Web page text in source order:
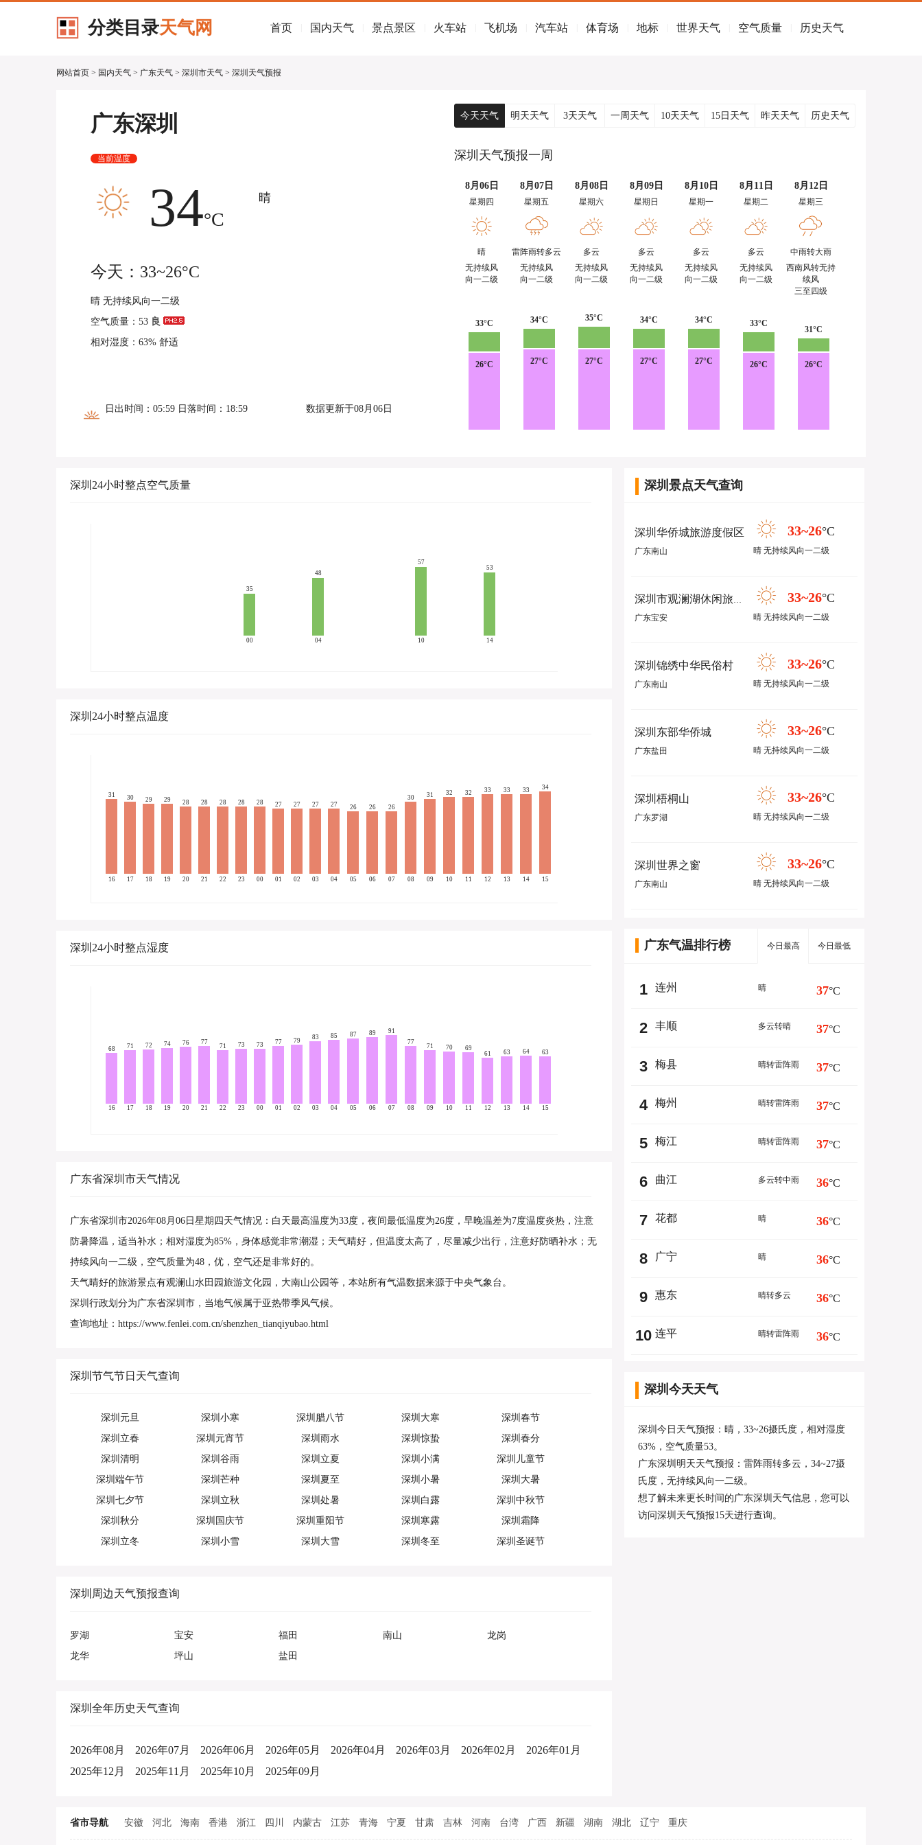
分类目录天气网 首页 国内天气 景点景区 火车站 飞机场 汽车站 体育场 地标 世界天气 空气质量 历史天气
网站首页 > 国内天气 > 广东天气 > 深圳市天气 > 深圳天气预报
广东深圳
当前温度
34°C
晴
今天：33~26°C
晴 无持续风向一二级
空气质量：53 良
相对湿度：63% 舒适
日出时间：05:59 日落时间：18:59 数据更新于08月06日
今天天气 明天天气 3天天气 一周天气 10天天气 15日天气 昨天天气 历史天气
深圳天气预报一周
8月06日 8月07日 8月08日 8月09日 8月10日 8月11日 8月12日
星期四 星期五 星期六 星期日 星期一 星期二 星期三
晴 雷阵雨转多云 多云 多云 多云 多云
中雨转大雨
无持续风
向一二级
无持续风
向一二级
无持续风
向一二级
无持续风
向一二级
无持续风
向一二级
无持续风
向一二级
西南风转无持
续风
三至四级
33°C
26°C
34°C
27°C
35°C
27°C
34°C
27°C
34°C
27°C
33°C
26°C
31°C
26°C
深圳24小时整点空气质量
35
00
48
04
57
10
53
14
深圳24小时整点温度
31
16
30
17
29
18
29
19
28
20
28
21
28
22
28
23
28
00
27
01
27
02
27
03
27
04
26
05
26
06
26
07
30
08
31
09
32
10
32
11
33
12
33
13
33
14
34
15
深圳24小时整点湿度
68
16
71
17
72
18
74
19
76
20
77
21
71
22
73
23
73
00
77
01
79
02
83
03
85
04
87
05
89
06
91
07
77
08
71
09
70
10
69
11
61
12
63
13
64
14
63
15
广东省深圳市天气情况
广东省深圳市2026年08月06日星期四天气情况：白天最高温度为33度，夜间最低温度为26度，早晚温差为7度温度炎热，注意
防暑降温，适当补水；相对湿度为85%，身体感觉非常潮湿；天气晴好，但温度太高了，尽量减少出行，注意好防晒补水；无
持续风向一二级，空气质量为48，优，空气还是非常好的。
天气晴好的旅游景点有观澜山水田园旅游文化园，大南山公园等，本站所有气温数据来源于中央气象台。
深圳行政划分为广东省深圳市，当地气候属于亚热带季风气候。
查询地址：https://www.fenlei.com.cn/shenzhen_tianqiyubao.html
深圳节气节日天气查询
深圳元旦 深圳小寒 深圳腊八节 深圳大寒
深圳春节
深圳立春
深圳元宵节 深圳雨水 深圳惊蛰
深圳春分
深圳清明
深圳谷雨 深圳立夏 深圳小满
深圳儿童节
深圳端午节
深圳芒种 深圳夏至 深圳小暑
深圳大暑
深圳七夕节
深圳立秋 深圳处暑 深圳白露
深圳中秋节
深圳秋分
深圳国庆节 深圳重阳节 深圳寒露
深圳霜降
深圳立冬
深圳小雪 深圳大雪 深圳冬至 深圳圣诞节
深圳周边天气预报查询
罗湖 宝安 福田 南山
龙岗
龙华
坪山 盐田
深圳全年历史天气查询
2026年08月 2026年07月 2026年06月 2026年05月 2026年04月 2026年03月 2026年02月
2026年01月
2025年12月
2025年11月 2025年10月 2025年09月
深圳景点天气查询
深圳华侨城旅游度假区
广东南山
33~26°C
晴 无持续风向一二级
深圳市观澜湖休闲旅游区
广东宝安
33~26°C
晴 无持续风向一二级
深圳锦绣中华民俗村
广东南山
33~26°C
晴 无持续风向一二级
深圳东部华侨城
广东盐田
33~26°C
晴 无持续风向一二级
深圳梧桐山
广东罗湖
33~26°C
晴 无持续风向一二级
深圳世界之窗
广东南山
33~26°C
晴 无持续风向一二级
广东气温排行榜 今日最高 今日最低
1 连州 晴 37°C
2 丰顺 多云转晴 37°C
3 梅县 晴转雷阵雨 37°C
4 梅州 晴转雷阵雨 37°C
5 梅江 晴转雷阵雨 37°C
6 曲江 多云转中雨 36°C
7 花都 晴 36°C
8 广宁 晴 36°C
9 惠东 晴转多云 36°C
10 连平 晴转雷阵雨 36°C
深圳今天天气
深圳今日天气预报：晴，33~26摄氏度，相对湿度
63%，空气质量53。
广东深圳明天天气预报：雷阵雨转多云，34~27摄
氏度，无持续风向一二级。
想了解未来更长时间的广东深圳天气信息，您可以
访问深圳天气预报15天进行查询。
省市导航 安徽 河北 海南 香港 浙江 四川 内蒙古 江苏 青海 宁夏 甘肃 吉林 河南 台湾 广西 新疆 湖南 湖北 辽宁 重庆